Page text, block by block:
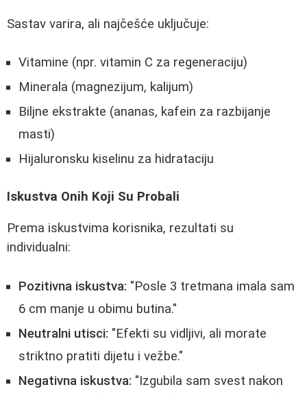
Sastav varira, ali najčešće uključuje:
Vitamine (npr. vitamin C za regeneraciju)
Minerala (magnezijum, kalijum)
Biljne ekstrakte (ananas, kafein za razbijanje
masti)
Hijaluronsku kiselinu za hidrataciju
Iskustva Onih Koji Su Probali
Prema iskustvima korisnika, rezultati su
individualni:
Pozitivna iskustva: "Posle 3 tretmana imala sam
6 cm manje u obimu butina."
Neutralni utisci: "Efekti su vidljivi, ali morate
striktno pratiti dijetu i vežbe."
Negativna iskustva: "Izgubila sam svest nakon